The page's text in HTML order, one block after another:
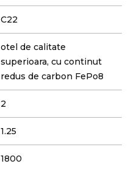
C22
otel de calitate
superioara, cu continut
redus de carbon FePo8
2
1.25
1800